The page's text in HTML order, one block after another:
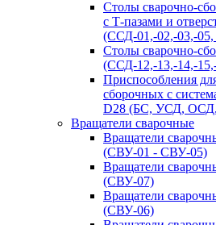
Столы сварочно-
с Т-пазами и
(ССД-01,-02,-03,-
Столы сварочно-
(ССД-12,-13,-14,-
Приспособления
сборочных с
D28 (БС, УСД,
Вращатели сварочные
Вращатели
(СВУ-01 - СВУ-05)
Вращатели
(СВУ-07)
Вращатели
(СВУ-06)